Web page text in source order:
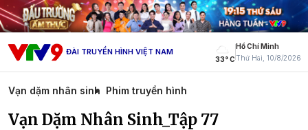
ĐÀI TRUYỀN HÌNH VIỆT NAM
33° C
Hồ Chí Minh
Thứ Hai, 10/8/2026
Vạn dặm nhân sinh Phim truyền hình
Vạn Dặm Nhân Sinh_Tập 77